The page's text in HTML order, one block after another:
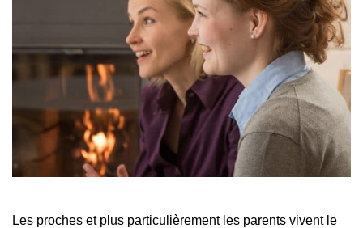
Les proches et plus particulièrement les parents vivent le